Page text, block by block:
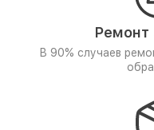
Ремонт
В 90% случаев